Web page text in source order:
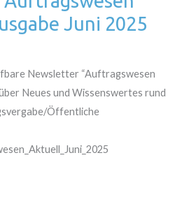
Juni 2025
Newsletter “Auftragswesen
Neues und Wissenswertes rund
Öffentliche